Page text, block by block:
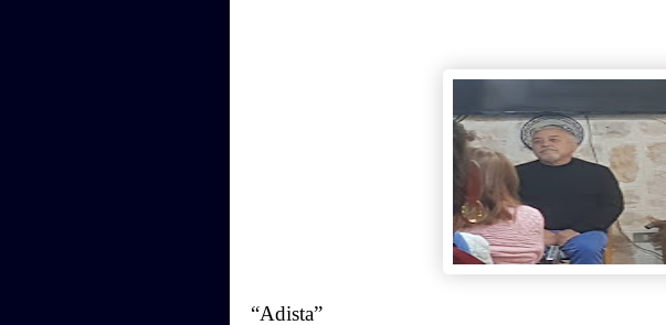
“Adista”